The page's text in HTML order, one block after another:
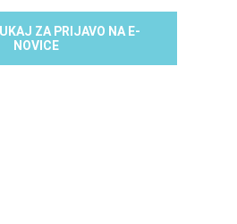
f
i
ZA PRIJAVO NA E-
NOVICE